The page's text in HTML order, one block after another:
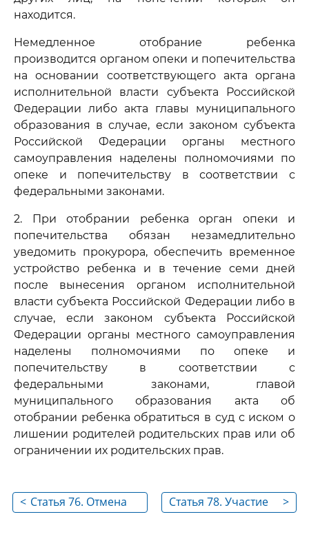
находится.
Немедленное отобрание ребенка
производится органом опеки и попечительства
на основании соответствующего акта органа
исполнительной власти субъекта Российской
Федерации либо акта главы муниципального
образования в случае, если законом субъекта
Российской Федерации органы местного
самоуправления наделены полномочиями по
опеке и попечительству в соответствии с
федеральными законами.
2. При отобрании ребенка орган опеки и
попечительства обязан незамедлительно
уведомить прокурора, обеспечить временное
устройство ребенка и в течение семи дней
после вынесения органом исполнительной
власти субъекта Российской Федерации либо в
случае, если законом субъекта Российской
Федерации органы местного самоуправления
наделены полномочиями по опеке и
попечительству в соответствии с
федеральными законами, главой
муниципального образования акта об
отобрании ребенка обратиться в суд с иском о
лишении родителей родительских прав или об
ограничении их родительских прав.
< Статья 76. Отмена
>
Статья 78. Участие